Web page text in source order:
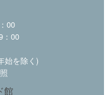
00
00
始を除く)
館